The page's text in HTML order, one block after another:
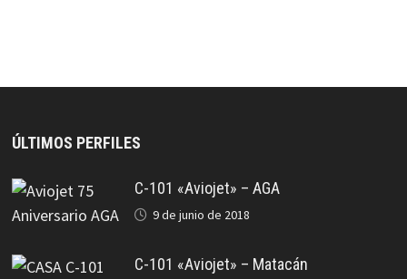
ÚLTIMOS PERFILES
C-101 «Aviojet» – AGA
9 de junio de 2018
C-101 «Aviojet» – Matacán